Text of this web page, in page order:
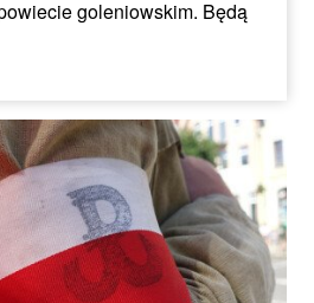
goleniowskim. Będą